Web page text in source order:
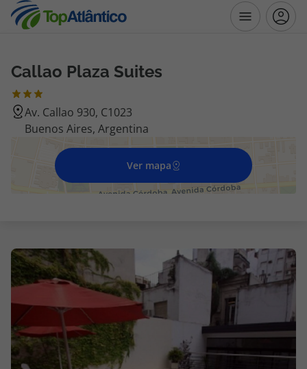
Destinos
Voos
Voos + Hotel
Disneyland ® Paris
Escapadinhas
Cruzeiros
Callao Plaza Suites
Av. Callao 930, C1023
Buenos Aires, Argentina
Ver mapa